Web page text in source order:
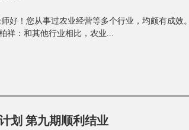
好！您从事过农业经营等多个行业，均颇有成效
祥：和其他行业相比，农业...
划 第九期顺利结业